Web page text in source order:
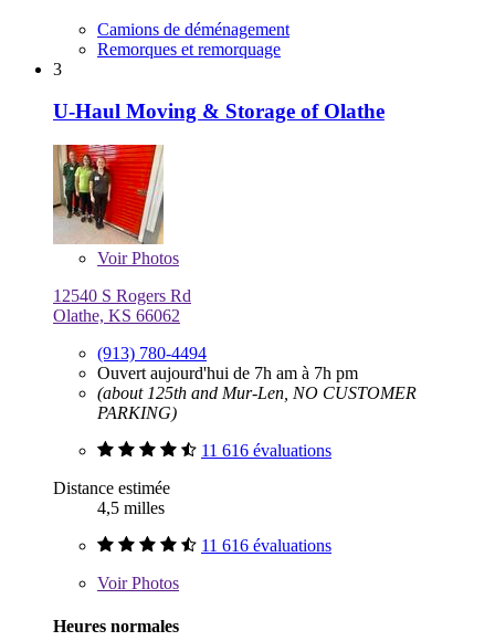
Camions de déménagement
Remorques et remorquage
3
U-Haul Moving & Storage of Olathe
VoirPhotos
12540 S Rogers Rd
Olathe, KS 66062
(913) 780-4494
Ouvert aujourd'hui de 7h am à 7h pm
(about 125th and Mur-Len, NO CUSTOMER
PARKING)
11 616 évaluations
Distance estimée
4,5 milles
11 616 évaluations
VoirPhotos
Heures normales